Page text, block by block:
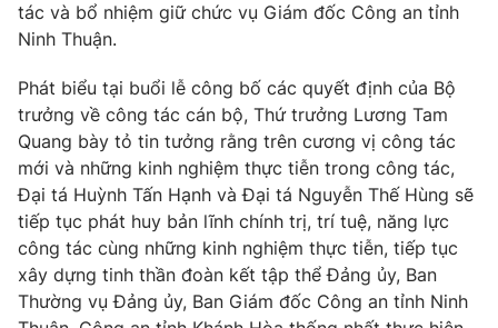
VTV9
Liên hệ tòa soạn English
THỜI BÁO VTV
tác và bổ nhiệm giữ chức vụ Giám đốc Công an tỉnh
Ninh Thuận.
Phát biểu tại buổi lễ công bố các quyết định của Bộ
trưởng về công tác cán bộ, Thứ trưởng Lương Tam
Quang bày tỏ tin tưởng rằng trên cương vị công tác
mới và những kinh nghiệm thực tiễn trong công tác,
Đại tá Huỳnh Tấn Hạnh và Đại tá Nguyễn Thế Hùng sẽ
tiếp tục phát huy bản lĩnh chính trị, trí tuệ, năng lực
công tác cùng những kinh nghiệm thực tiễn, tiếp tục
xây dựng tinh thần đoàn kết tập thể Đảng ủy, Ban
Thường vụ Đảng ủy, Ban Giám đốc Công an tỉnh Ninh